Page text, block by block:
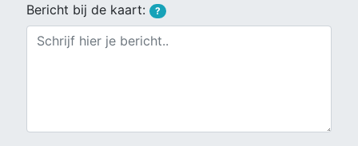
Bericht bij de kaart: ?